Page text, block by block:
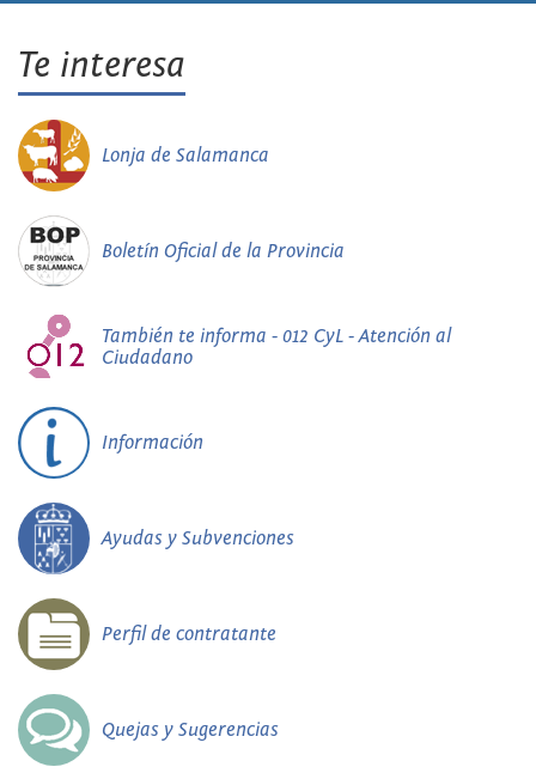
Te interesa
Lonja de Salamanca
Boletín Oficial de la Provincia
También te informa - 012 CyL - Atención al
Ciudadano
Información
Ayudas y Subvenciones
Perfil de contratante
Quejas y Sugerencias